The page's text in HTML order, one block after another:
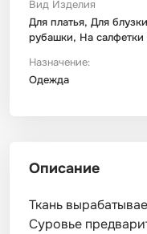
Вид Изделия
Для платья, Для
рубашки, На салфетки
Назначение:
Одежда
Описание
Ткань
Суровье